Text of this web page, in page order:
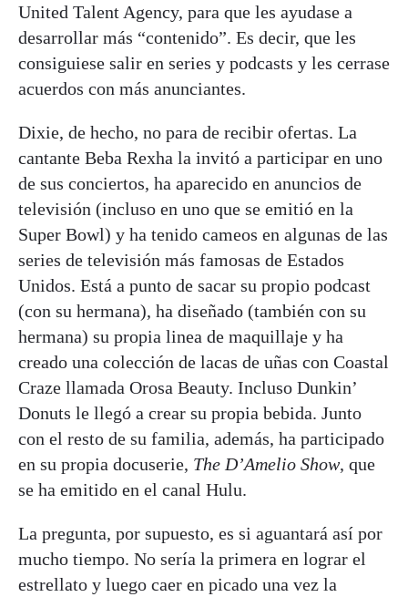
United Talent Agency, para que les ayudase a
desarrollar más “contenido”. Es decir, que les
consiguiese salir en series y podcasts y les cerrase
acuerdos con más anunciantes.
Dixie, de hecho, no para de recibir ofertas. La
cantante Beba Rexha la invitó a participar en uno
de sus conciertos, ha aparecido en anuncios de
televisión (incluso en uno que se emitió en la
Super Bowl) y ha tenido cameos en algunas de las
series de televisión más famosas de Estados
Unidos. Está a punto de sacar su propio podcast
(con su hermana), ha diseñado (también con su
hermana) su propia linea de maquillaje y ha
creado una colección de lacas de uñas con Coastal
Craze llamada Orosa Beauty. Incluso Dunkin’
Donuts le llegó a crear su propia bebida. Junto
con el resto de su familia, además, ha participado
en su propia docuserie, The D’Amelio Show, que
se ha emitido en el canal Hulu.
La pregunta, por supuesto, es si aguantará así por
mucho tiempo. No sería la primera en lograr el
estrellato y luego caer en picado una vez la